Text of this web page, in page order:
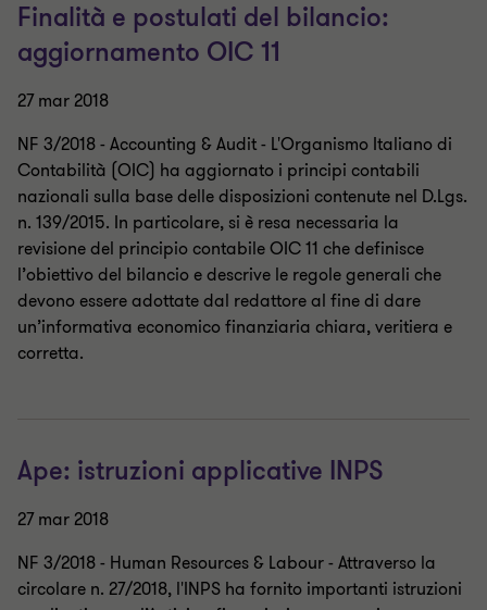
Finalità e postulati del bilancio:
aggiornamento OIC 11
27 mar 2018
NF 3/2018 - Accounting & Audit - L'Organismo Italiano di
Contabilità (OIC) ha aggiornato i principi contabili
nazionali sulla base delle disposizioni contenute nel D.Lgs.
n. 139/2015. In particolare, si è resa necessaria la
revisione del principio contabile OIC 11 che definisce
l’obiettivo del bilancio e descrive le regole generali che
devono essere adottate dal redattore al fine di dare
un’informativa economico finanziaria chiara, veritiera e
corretta.
Ape: istruzioni applicative INPS
27 mar 2018
NF 3/2018 - Human Resources & Labour - Attraverso la
circolare n. 27/2018, l'INPS ha fornito importanti istruzioni